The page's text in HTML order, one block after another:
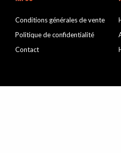
Conditions générales de vente
Politique de confidentialité
Contact